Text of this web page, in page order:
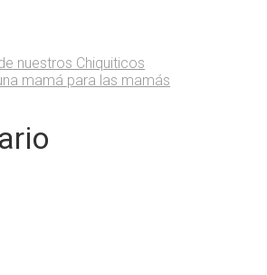
nuestros Chiquiticos
mamá para las mamás